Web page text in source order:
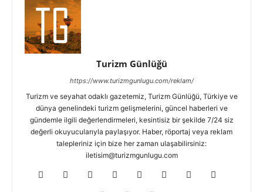
Turizm Günlüğü
https://www.turizmgunlugu.com/reklam/
Turizm ve seyahat odaklı gazetemiz, Turizm Günlüğü, Türkiye ve
dünya genelindeki turizm gelişmelerini, güncel haberleri ve
gündemle ilgili değerlendirmeleri, kesintisiz bir şekilde 7/24 siz
değerli okuyucularıyla paylaşıyor. Haber, röportaj veya reklam
talepleriniz için bize her zaman ulaşabilirsiniz:
iletisim@turizmgunlugu.com